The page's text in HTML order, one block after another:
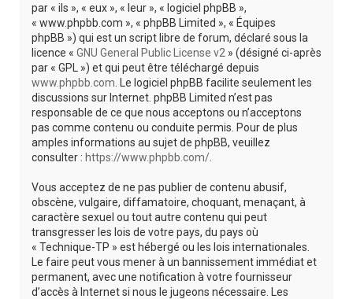
par « ils », « eux », « leur », « logiciel phpBB »,
« www.phpbb.com », « phpBB Limited », « Équipes
phpBB ») qui est un script libre de forum, déclaré sous la
licence « GNU General Public License v2 » (désigné ci-après
par « GPL ») et qui peut être téléchargé depuis
www.phpbb.com . Le logiciel phpBB facilite seulement les
discussions sur Internet. phpBB Limited n’est pas
responsable de ce que nous acceptons ou n’acceptons
pas comme contenu ou conduite permis. Pour de plus
amples informations au sujet de phpBB, veuillez
consulter : https://www.phpbb.com/
Vous acceptez de ne pas publier de contenu abusif,
obscène, vulgaire, diffamatoire, choquant, menaçant, à
caractère sexuel ou tout autre contenu qui peut
transgresser les lois de votre pays, du pays où
« Technique-TP » est hébergé ou les lois internationales.
Le faire peut vous mener à un bannissement immédiat et
permanent, avec une notification à votre fournisseur
d’accès à Internet si nous le jugeons nécessaire. Les